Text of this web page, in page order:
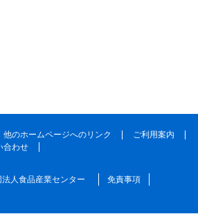
他のホームページへのリンク
ご利用案内
合わせ
法人食品産業センター 免責事項